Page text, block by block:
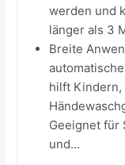
werden und
länger als 3
Breite
hilft Kindern,
Geeignet für
und...